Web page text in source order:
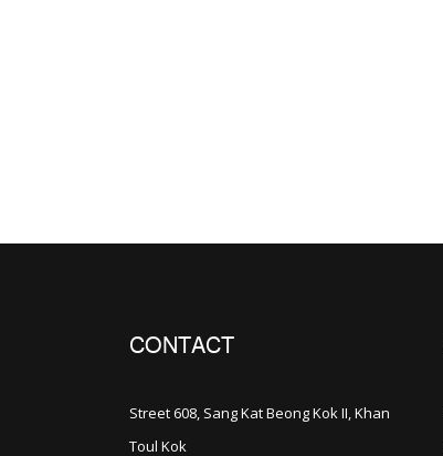
CONTACT
Street 608, Sang Kat Beong Kok II, Khan
Toul Kok